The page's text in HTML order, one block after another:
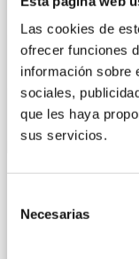
Las cookies de
ofrecer funciones
información sobre
sociales,
que les haya
sus servicios.
Necesarias
CON HPP